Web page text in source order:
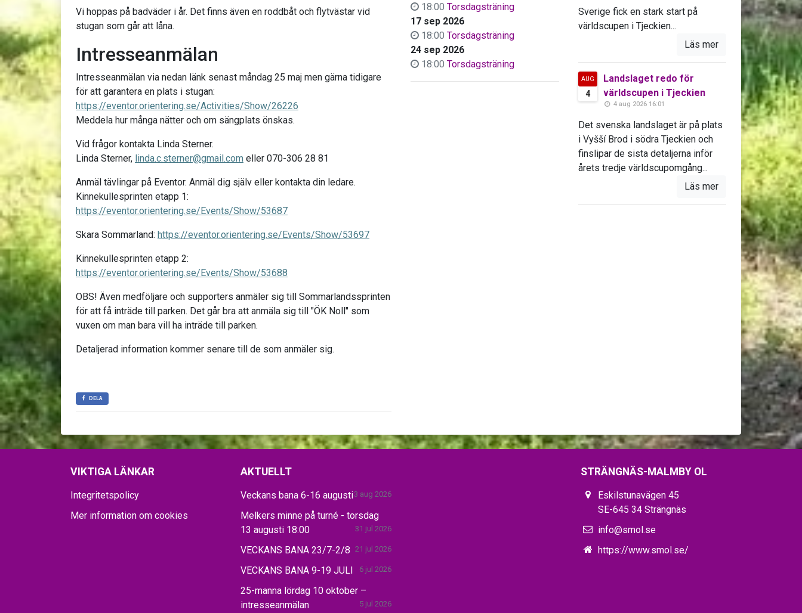
18:00 Torsdagsträning
17 sep 2026
18:00 Torsdagsträning
24 sep 2026
18:00 Torsdagsträning
Vi hoppas på badväder i år. Det finns även en roddbåt och flytvästar vid
stugan som går att låna.
Intresseanmälan
Intresseanmälan via nedan länk senast måndag 25 maj men gärna tidigare
för att garantera en plats i stugan:
https://eventor.orientering.se/Activities/Show/26226
Meddela hur många nätter och om sängplats önskas.
Vid frågor kontakta Linda Sterner.
Linda Sterner, linda.c.sterner@gmail.com eller 070-306 28 81
Anmäl tävlingar på Eventor. Anmäl dig själv eller kontakta din ledare.
Kinnekullesprinten etapp 1:
https://eventor.orientering.se/Events/Show/53687
Skara Sommarland: https://eventor.orientering.se/Events/Show/53697
Kinnekullesprinten etapp 2:
https://eventor.orientering.se/Events/Show/53688
OBS! Även medföljare och supporters anmäler sig till Sommarlandssprinten
för att få inträde till parken. Det går bra att anmäla sig till "ÖK Noll" som
vuxen om man bara vill ha inträde till parken.
Detaljerad information kommer senare till de som anmäler sig.
DELA
Sverige fick en stark start på
världscupen i Tjeckien...
Läs mer
AUG
4
Landslaget redo för
världscupen i Tjeckien
4 aug 2026 16:01
Det svenska landslaget är på plats
i Vyšší Brod i södra Tjeckien och
finslipar de sista detaljerna inför
årets tredje världscupomgång...
Läs mer
VIKTIGA LÄNKAR
Integritetspolicy
Mer information om cookies
AKTUELLT
Veckans bana 6-16 augusti3 aug 2026
Melkers minne på turné - torsdag
13 augusti 18:00
31 jul 2026
VECKANS BANA 23/7-2/8 21 jul 2026
VECKANS BANA 9-19 JULI 6 jul 2026
25-manna lördag 10 oktober –
intresseanmälan
5 jul 2026
STRÄNGNÄS-MALMBY OL
Eskilstunavägen 45
SE-645 34 Strängnäs
info@smol.se
https://www.smol.se/